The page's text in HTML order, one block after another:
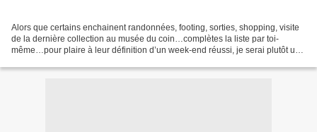
Alors que certains enchainent randonnées, footing, sorties, shopping, visite
de la dernière collection au musée du coin…complètes la liste par toi-
même…pour plaire à leur définition d’un week-end réussi, je serai plutôt un